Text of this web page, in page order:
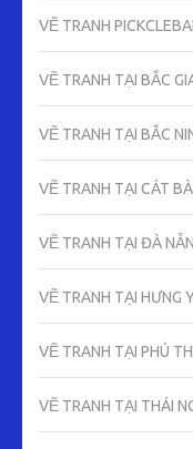
VẼ TRANH
VẼ TRANH TẠI BẮC
VẼ TRANH TẠI BẮC
VẼ TRANH TẠI CÁT BÀ
VẼ TRANH TẠI ĐÀ
VẼ TRANH TẠI HƯNG
VẼ TRANH TẠI PHÚ
VẼ TRANH TẠI THÁI